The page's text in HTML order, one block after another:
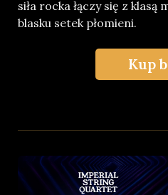
siła rocka łączy się z klasą
blasku setek płomieni.
Kup